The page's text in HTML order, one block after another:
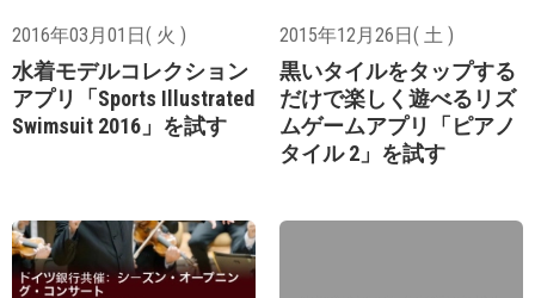
2016年03月01日( 火 )
水着モデルコレクション
アプリ「Sports Illustrated
Swimsuit 2016」を試す
2015年12月26日( 土 )
黒いタイルをタップする
だけで楽しく遊べるリズ
ムゲームアプリ「ピアノ
タイル 2」を試す